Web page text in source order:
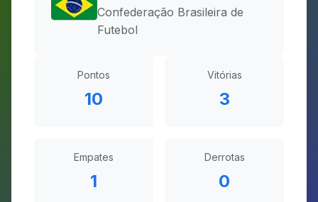
Confederação Brasileira de
Futebol
Pontos
10
Vitórias
3
Empates
1
Derrotas
0